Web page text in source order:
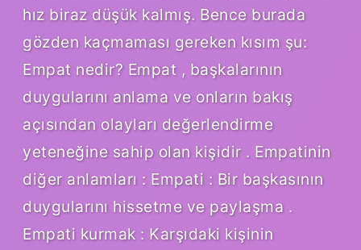
hız biraz düşük kalmış. Bence burada
gözden kaçmaması gereken kısım şu:
Empat nedir? Empat , başkalarının
duygularını anlama ve onların bakış
açısından olayları değerlendirme
yeteneğine sahip olan kişidir . Empatinin
diğer anlamları : Empati : Bir başkasının
duygularını hissetme ve paylaşma .
Empati kurmak : Karşıdaki kişinin